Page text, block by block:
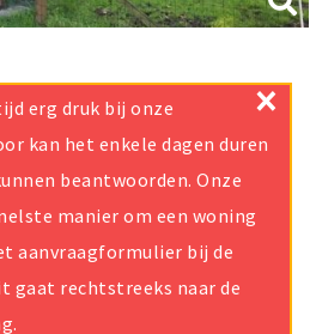
×
erg druk bij onze
kan het enkele dagen duren
beantwoorden. Onze
manier om een woning
aanvraagformulier bij de
gaat rechtstreeks naar de